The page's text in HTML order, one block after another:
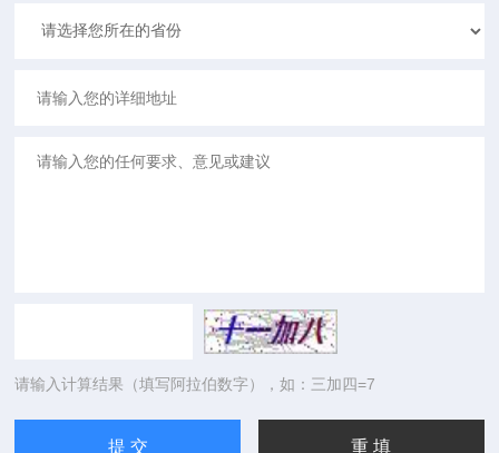
请输入计算结果（填写阿拉伯数字），如：三加四=7